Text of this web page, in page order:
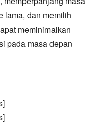
lama, dan memilih
meminimalkan
pada masa depan